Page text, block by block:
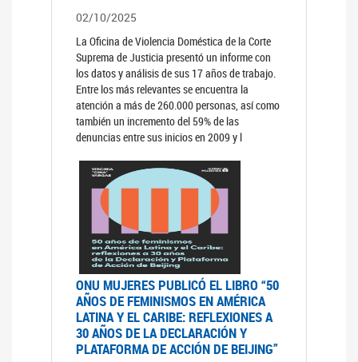
02/10/2025
La Oficina de Violencia Doméstica de la Corte
Suprema de Justicia presentó un informe con
los datos y análisis de sus 17 años de trabajo.
Entre los más relevantes se encuentra la
atención a más de 260.000 personas, así como
también un incremento del 59% de las
denuncias entre sus inicios en 2009 y l
ONU MUJERES PUBLICÓ EL LIBRO “50
AÑOS DE FEMINISMOS EN AMÉRICA
LATINA Y EL CARIBE: REFLEXIONES A
30 AÑOS DE LA DECLARACIÓN Y
PLATAFORMA DE ACCIÓN DE BEIJING”